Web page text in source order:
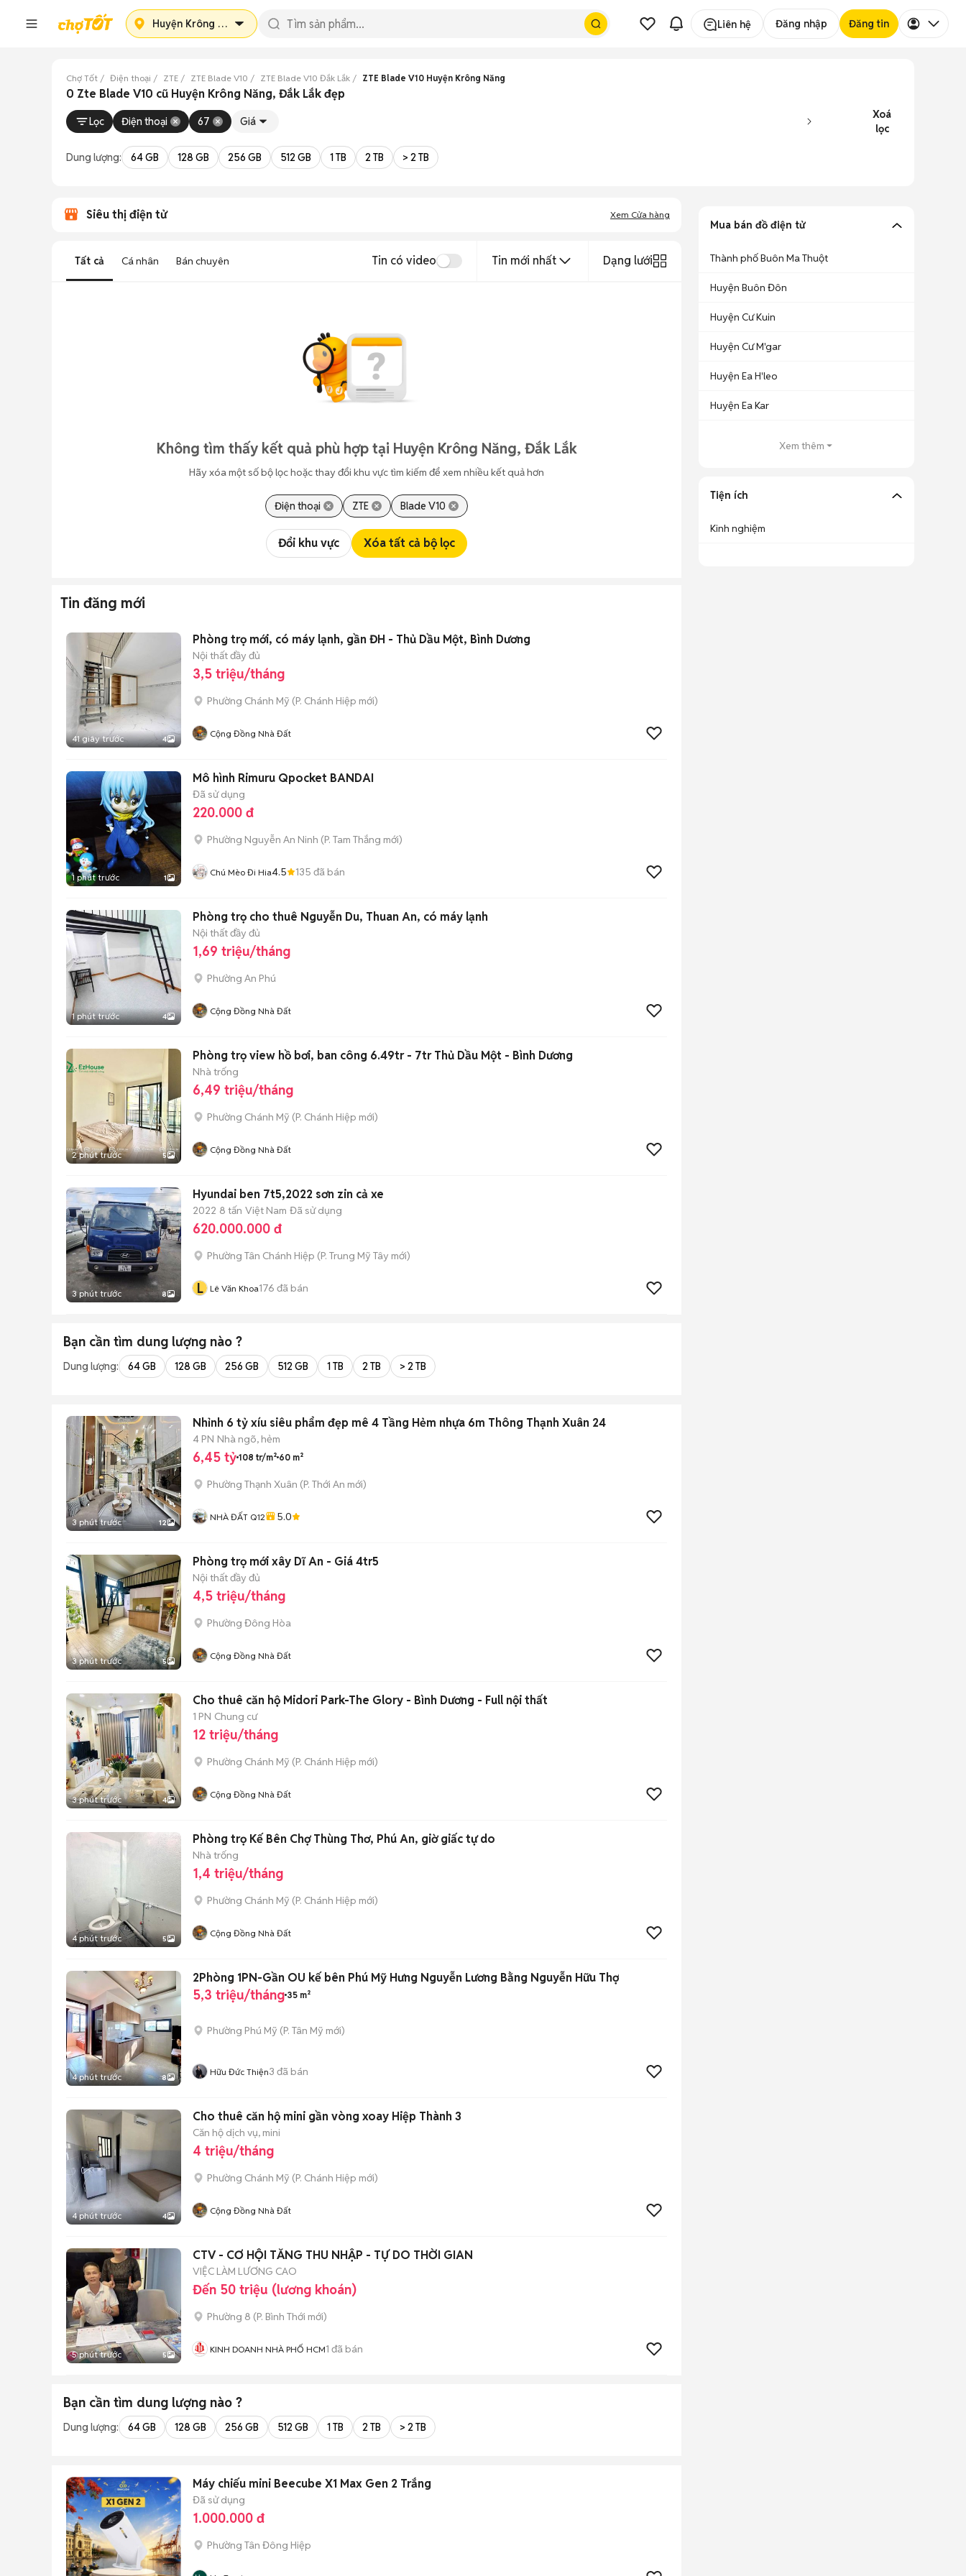
Huyện Krông Năng Liên hệ Đăng nhập Đăng tin
Chợ Tốt Điện thoại ZTE ZTE Blade V10 ZTE Blade V10 Đắk Lắk ZTE Blade V10 Huyện Krông Năng
0 Zte Blade V10 cũ Huyện Krông Năng, Đắk Lắk đẹp
Lọc Điện thoại 67 Giá
Xoá
lọc
Dung lượng: 64 GB 128 GB 256 GB 512 GB 1 TB 2 TB > 2 TB
Siêu thị điện tử Xem Cửa hàng
Tất cả Cá nhân Bán chuyên Tin có video Tin mới nhất Dạng lưới
Không tìm thấy kết quả phù hợp tại Huyện Krông Năng, Đắk Lắk
Hãy xóa một số bộ lọc hoặc thay đổi khu vực tìm kiếm để xem nhiều kết quả hơn
Điện thoại ZTE Blade V10
Đổi khu vực Xóa tất cả bộ lọc
Tin đăng mới
41 giây trước 4
Phòng trọ mới, có máy lạnh, gần ĐH - Thủ Dầu Một, Bình Dương
Nội thất đầy đủ
3,5 triệu/tháng
Phường Chánh Mỹ (P. Chánh Hiệp mới)
Cộng Đồng Nhà Đất
1 phút trước 1
Mô hình Rimuru Qpocket BANDAI
Đã sử dụng
220.000 đ
Phường Nguyễn An Ninh (P. Tam Thắng mới)
Chú Mèo Đi Hia4.5 135 đã bán
1 phút trước 4
Phòng trọ cho thuê Nguyễn Du, Thuan An, có máy lạnh
Nội thất đầy đủ
1,69 triệu/tháng
Phường An Phú
Cộng Đồng Nhà Đất
2 phút trước 5
Phòng trọ view hồ bơi, ban công 6.49tr - 7tr Thủ Dầu Một - Bình Dương
Nhà trống
6,49 triệu/tháng
Phường Chánh Mỹ (P. Chánh Hiệp mới)
Cộng Đồng Nhà Đất
3 phút trước 8
Hyundai ben 7t5,2022 sơn zin cả xe
2022 8 tấn Việt Nam Đã sử dụng
620.000.000 đ
Phường Tân Chánh Hiệp (P. Trung Mỹ Tây mới)
L Lê Văn Khoa176 đã bán
Bạn cần tìm dung lượng nào ?
Dung lượng: 64 GB 128 GB 256 GB 512 GB 1 TB 2 TB > 2 TB
3 phút trước 12
Nhỉnh 6 tỷ xíu siêu phẩm đẹp mê 4 Tầng Hẻm nhựa 6m Thông Thạnh Xuân 24
4 PN Nhà ngõ, hẻm
6,45 tỷ 108 tr/m² 60 m²
Phường Thạnh Xuân (P. Thới An mới)
NHÀ ĐẤT Q12 5.0
3 phút trước 5
Phòng trọ mới xây Dĩ An - Giá 4tr5
Nội thất đầy đủ
4,5 triệu/tháng
Phường Đông Hòa
Cộng Đồng Nhà Đất
3 phút trước 4
Cho thuê căn hộ Midori Park-The Glory - Bình Dương - Full nội thất
1 PN Chung cư
12 triệu/tháng
Phường Chánh Mỹ (P. Chánh Hiệp mới)
Cộng Đồng Nhà Đất
4 phút trước 5
Phòng trọ Kế Bên Chợ Thùng Thơ, Phú An, giờ giấc tự do
Nhà trống
1,4 triệu/tháng
Phường Chánh Mỹ (P. Chánh Hiệp mới)
Cộng Đồng Nhà Đất
4 phút trước 8
2Phòng 1PN-Gần OU kế bên Phú Mỹ Hưng Nguyễn Lương Bằng Nguyễn Hữu Thợ
5,3 triệu/tháng 35 m²
Phường Phú Mỹ (P. Tân Mỹ mới)
Hữu Đức Thiện3 đã bán
4 phút trước 4
Cho thuê căn hộ mini gần vòng xoay Hiệp Thành 3
Căn hộ dịch vụ, mini
4 triệu/tháng
Phường Chánh Mỹ (P. Chánh Hiệp mới)
Cộng Đồng Nhà Đất
5 phút trước 5
CTV - CƠ HỘI TĂNG THU NHẬP - TỰ DO THỜI GIAN
VIỆC LÀM LƯƠNG CAO
Đến 50 triệu (lương khoán)
Phường 8 (P. Bình Thới mới)
KINH DOANH NHÀ PHỐ HCM1 đã bán
Bạn cần tìm dung lượng nào ?
Dung lượng: 64 GB 128 GB 256 GB 512 GB 1 TB 2 TB > 2 TB
Máy chiếu mini Beecube X1 Max Gen 2 Trắng
Đã sử dụng
1.000.000 đ
Phường Tân Đông Hiệp
Mua bán đồ điện tử
Thành phố Buôn Ma Thuột
Huyện Buôn Đôn
Huyện Cư Kuin
Huyện Cư M'gar
Huyện Ea H'leo
Huyện Ea Kar
Xem thêm
Tiện ích
Kinh nghiệm